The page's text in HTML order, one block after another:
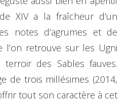
XIV a la fraîcheur d’un
notes d’agrumes et de
l’on retrouve sur les Ugni
terroir des Sables fauves.
de trois millésimes (2014,
tout son caractère à cet